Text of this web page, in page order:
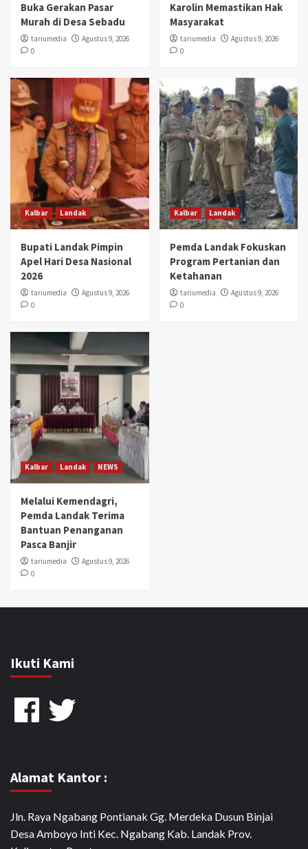
Buka Gerakan Pasar
Murah di Desa Sebadu
tariumedia
Agustus 9, 2026
0
Karolin Memastikan Hak
Masyarakat
tariumedia
Agustus 9, 2026
0
Kalbar Landak
Bupati Landak Pimpin
Apel Hari Desa Nasional
2026
tariumedia
Agustus 9, 2026
0
Kalbar Landak
Pemda Landak Fokuskan
Program Pertanian dan
Ketahanan
tariumedia
Agustus 9, 2026
0
Kalbar Landak NEWS
Melalui Kemendagri,
Pemda Landak Terima
Bantuan Penanganan
Pasca Banjir
tariumedia
Agustus 9, 2026
0
Ikuti Kami
FacebookTwitter
Alamat Kantor :
Jln. Raya Ngabang Pontianak Gg. Merdeka Dusun Binjai
Desa Amboyo Inti Kec. Ngabang Kab. Landak Prov.